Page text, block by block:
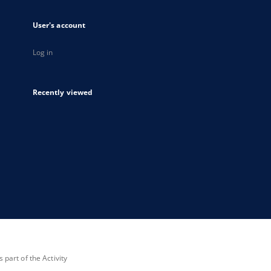
User's account
Log in
Recently viewed
part of the Activity